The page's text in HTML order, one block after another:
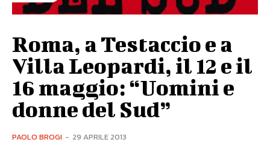
Roma, a Testaccio e a
Villa Leopardi, il 12 e il
16 maggio: “Uomini e
donne del Sud”
PAOLO BROGI - 29 APRILE 2013